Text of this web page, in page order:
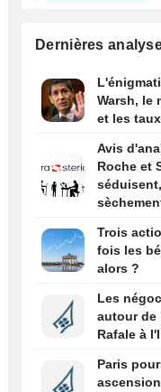
Dernières
Warsh, le
et les taux
Avis
Roche et
Trois
fois les
alors ?
Les
autour de
Rafale à
Paris